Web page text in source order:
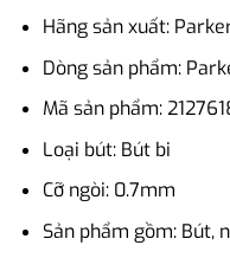
Hãng sản xuất:
Dòng sản phẩm:
Mã sản phẩm:
Loại bút: Bút bi
Cỡ ngòi: 0.7mm
Sản phẩm gồm: Bút,